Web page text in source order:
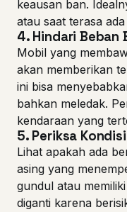
keausan ban.
atau saat terasa
4. Hindari Beban
Mobil yang
akan memberikan
ini bisa
bahkan meledak.
kendaraan yang
5. Periksa
Lihat apakah ada
asing yang
gundul atau
diganti karena